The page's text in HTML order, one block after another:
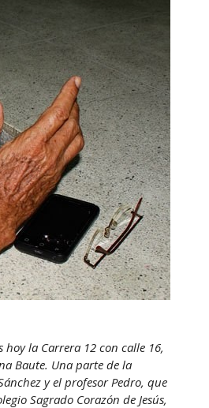
la Carrera 12 con calle 16,
Baute. Una parte de la
y el profesor Pedro, que
Sagrado Corazón de Jesús,